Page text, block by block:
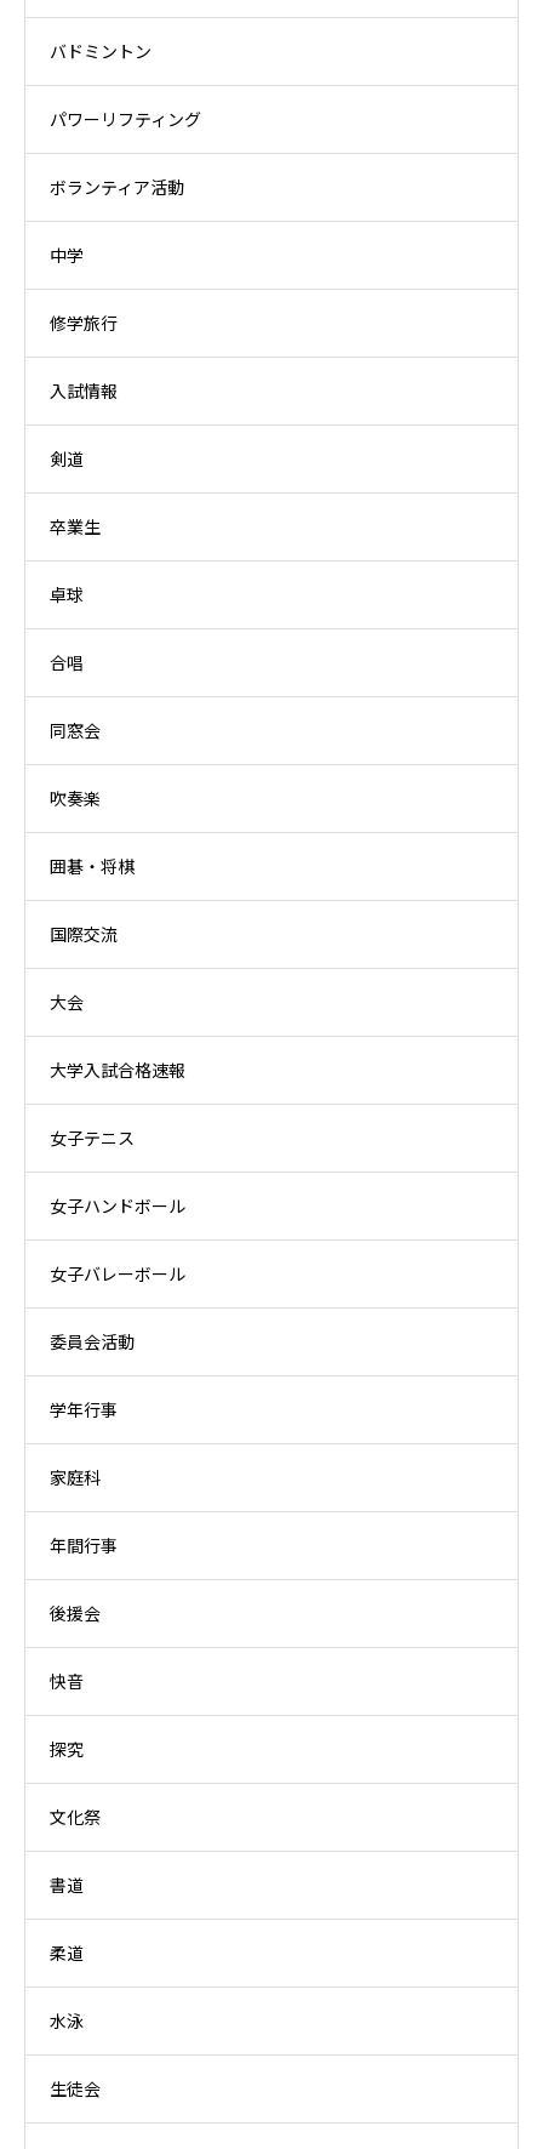
バドミントン
パワーリフティング
ボランティア活動
中学
修学旅行
入試情報
剣道
卒業生
卓球
合唱
同窓会
吹奏楽
囲碁・将棋
国際交流
大会
大学入試合格速報
女子テニス
女子ハンドボール
女子バレーボール
委員会活動
学年行事
家庭科
年間行事
後援会
快音
探究
文化祭
書道
柔道
水泳
生徒会